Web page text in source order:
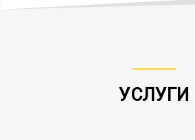
УСЛУГИ